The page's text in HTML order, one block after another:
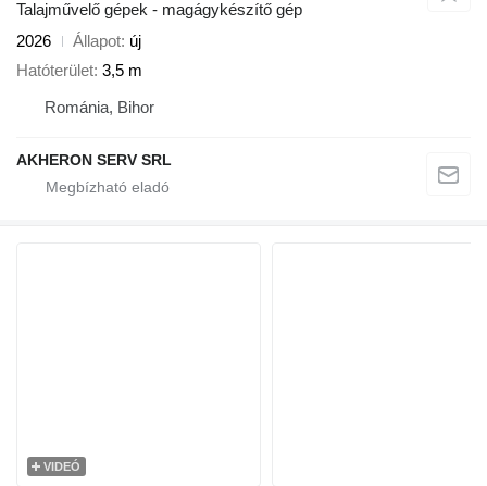
Talajművelő gépek - magágykészítő gép
2026
Állapot új
Hatóterület 3,5 m
Románia, Bihor
AKHERON SERV SRL
VIDEÓ